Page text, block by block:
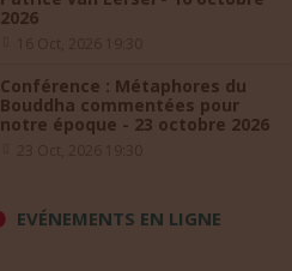
2026
Conférence : Métaphores du
Bouddha commentées pour
notre époque - 23 octobre 2026
EVÉNEMENTS EN LIGNE